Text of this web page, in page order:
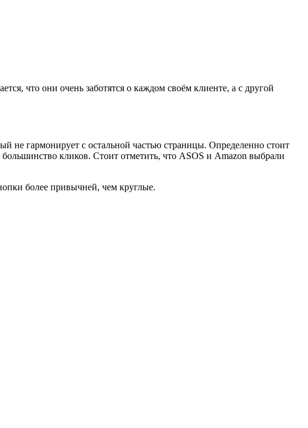
что они очень заботятся о каждом своём клиенте, а с другой
не гармонирует с остальной частью страницы. Определенно стоит
кликов. Стоит отметить, что ASOS и Amazon выбрали
более привычней, чем круглые.